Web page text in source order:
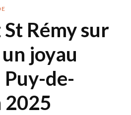
Rémy sur
joyau
Puy-de-
2025